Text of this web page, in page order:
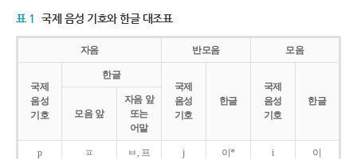
표 1 국제 음성 기호와 한글 대조표
자음 반모음 모음
국제
음성
기호
한글
국제
음성
기호
한글
국제
음성
기호
한글
모음 앞
자음 앞
또는
어말
p ㅍ ㅂ, 프 j 이* i 이